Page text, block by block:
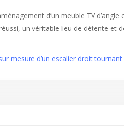
d’un meuble TV
un véritable lieu de détente et
mesure d’un escalier droit tournant